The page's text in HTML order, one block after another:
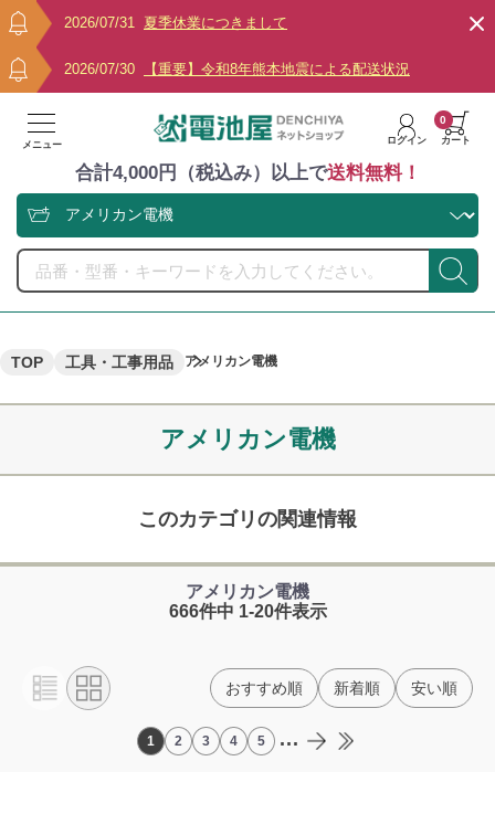
2026/07/31 夏季休業につきまして
2026/07/30 【重要】令和8年熊本地震による配送状況
メニュー ログイン カート
0
合計4,000円（税込み）以上で送料無料！
TOP 工具・工事用品 アメリカン電機
アメリカン電機
このカテゴリの関連情報
アメリカン電機
666件中 1-20件表示
1 2 3 4 5 ...
おすすめ順 新着順 安い順